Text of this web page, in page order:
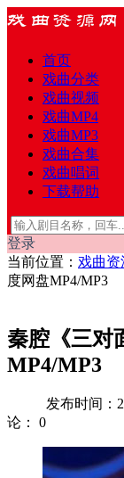
首页
戏曲分类
戏曲视频
戏曲MP4
戏曲MP3
戏曲合集
戏曲唱词
下载帮助
登录
当前位置： 戏曲资
度网盘MP4/MP3
秦腔《三对
MP4/MP3
发布时间：
论：
0